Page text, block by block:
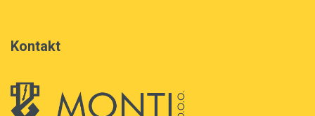
Kontakt